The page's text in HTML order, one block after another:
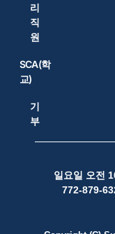
리
직
원
SCA(학
교)
기
부
일요일 오전
772-879-